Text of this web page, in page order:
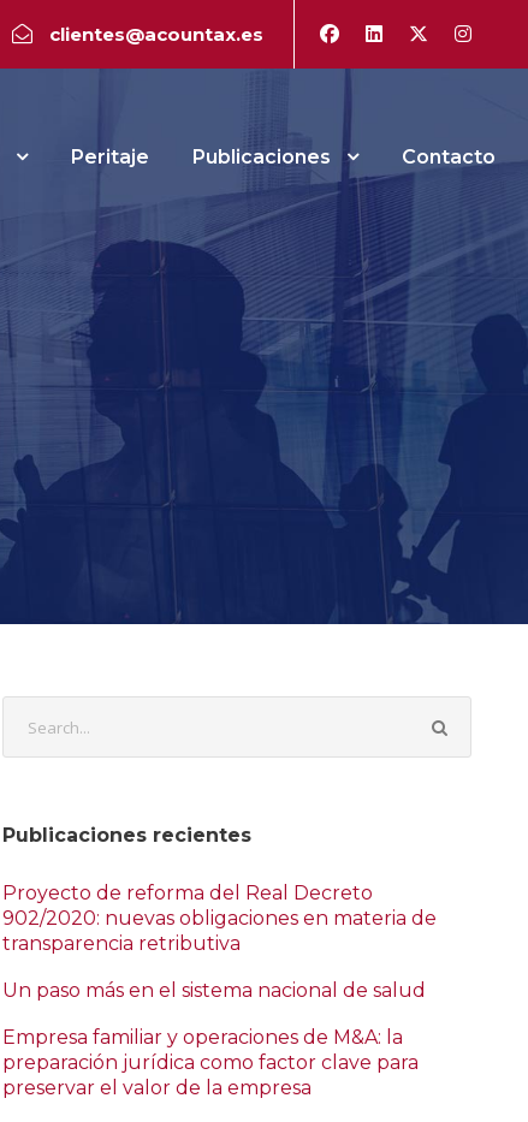
clientes@acountax.es
Peritaje Publicaciones Contacto
Publicaciones recientes
Proyecto de reforma del Real Decreto
902/2020: nuevas obligaciones en materia de
transparencia retributiva
Un paso más en el sistema nacional de salud
Empresa familiar y operaciones de M&A: la
preparación jurídica como factor clave para
preservar el valor de la empresa